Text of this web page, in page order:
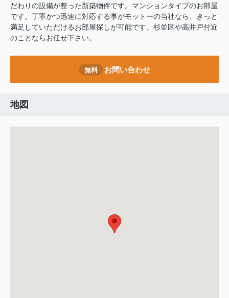
だわりの設備が整った新築物件です。マンションタイプのお部屋
です。丁寧かつ迅速に対応する事がモットーの当社なら、きっと
満足していただけるお部屋探しが可能です。杉並区や高井戸付近
のことならお任せ下さい。
無料 お問い合わせ
地図